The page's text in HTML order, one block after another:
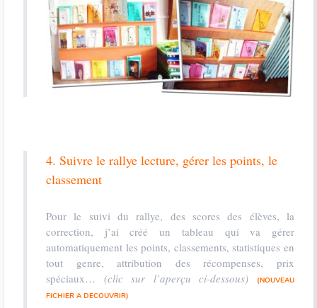
4. Suivre le rallye lecture, gérer les points, le
classement
Pour le suivi du rallye, des scores des élèves, la
correction, j’ai créé un tableau qui va gérer
automatiquement les points, classements, statistiques en
tout genre, attribution des récompenses, prix
spéciaux… (clic sur l’aperçu ci-dessous)
(NOUVEAU
FICHIER A DECOUVRIR)